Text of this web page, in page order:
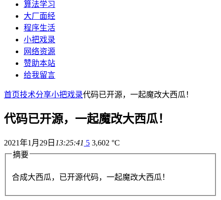
算法学习
大厂面经
程序生活
小把戏录
网络资源
赞助本站
给我留言
首页技术分享小把戏录代码已开源，一起魔改大西瓜！
代码已开源，一起魔改大西瓜！
2021年1月29日 13:25:41 5 3,602 °C
摘要
合成大西瓜，已开源代码，一起魔改大西瓜！